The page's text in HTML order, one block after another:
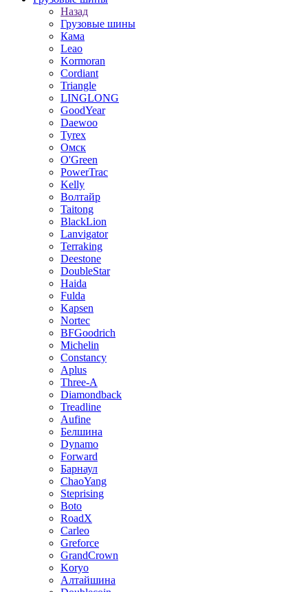
Назад
Грузовые шины
Кама
Leao
Kormoran
Cordiant
Triangle
LINGLONG
GoodYear
Daewoo
Tyrex
Омск
O'Green
PowerTrac
Kelly
Волтайр
Taitong
BlackLion
Lanvigator
Terraking
Deestone
DoubleStar
Haida
Fulda
Kapsen
Nortec
BFGoodrich
Michelin
Constancy
Aplus
Three-A
Diamondback
Treadline
Aufine
Белшина
Dynamo
Forward
Барнаул
ChaoYang
Steprising
Boto
RoadX
Carleo
Greforce
GrandCrown
Koryo
Алтайшина